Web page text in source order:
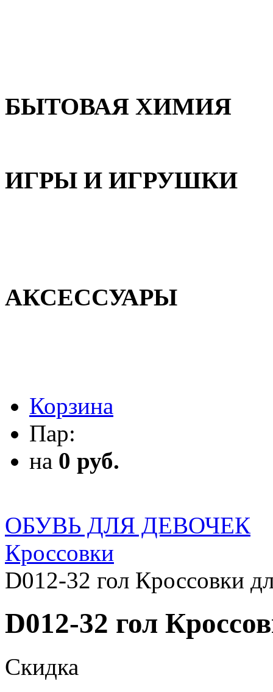
БЫТОВАЯ ХИМИЯ
ИГРЫ И ИГРУШКИ
АКСЕССУАРЫ
Корзина
Пар:
на 0 руб.
ОБУВЬ ДЛЯ ДЕВОЧЕК
Кроссовки
D012-32 гол Кроссовки
D012-32 гол
Скидка